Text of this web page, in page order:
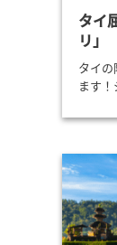
タイ
リ」
タイ
ます